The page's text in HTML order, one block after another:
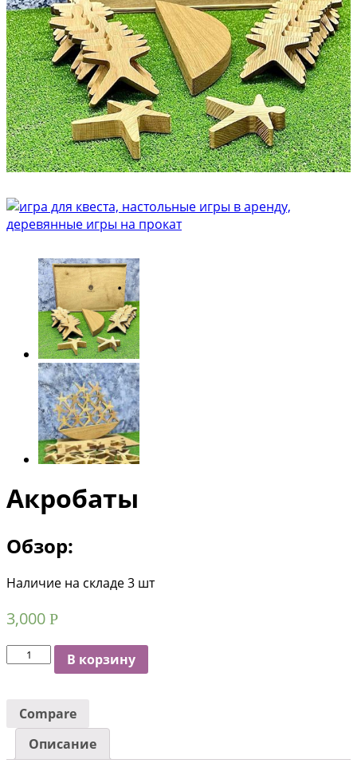
Акробаты
Обзор:
Наличие на складе 3 шт
3,000 Р
КоличествоВ корзину
Compare
Описание